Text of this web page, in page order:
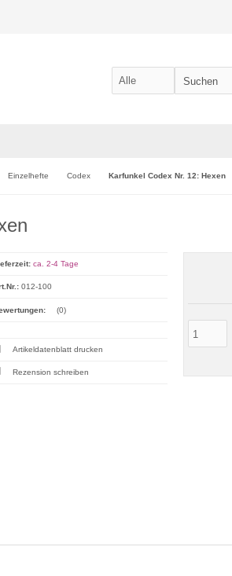
Einzelhefte Codex Karfunkel Codex Nr. 12: Hexen
ca. 2-4 Tage
012-100
(0)
Artikeldatenblatt drucken
Rezension schreiben